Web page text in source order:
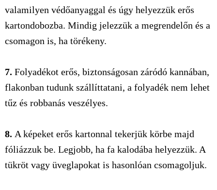
valamilyen védőanyaggal és úgy helyezzük erős
kartondobozba. Mindig jelezzük a megrendelőn és a
csomagon is, ha törékeny.
7. Folyadékot erős, biztonságosan záródó kannában,
flakonban tudunk szállíttatani, a folyadék nem lehet
tűz és robbanás veszélyes.
8. A képeket erős kartonnal tekerjük körbe majd
fóliázzuk be. Legjobb, ha fa kalodába helyezzük. A
tükröt vagy üveglapokat is hasonlóan csomagoljuk.